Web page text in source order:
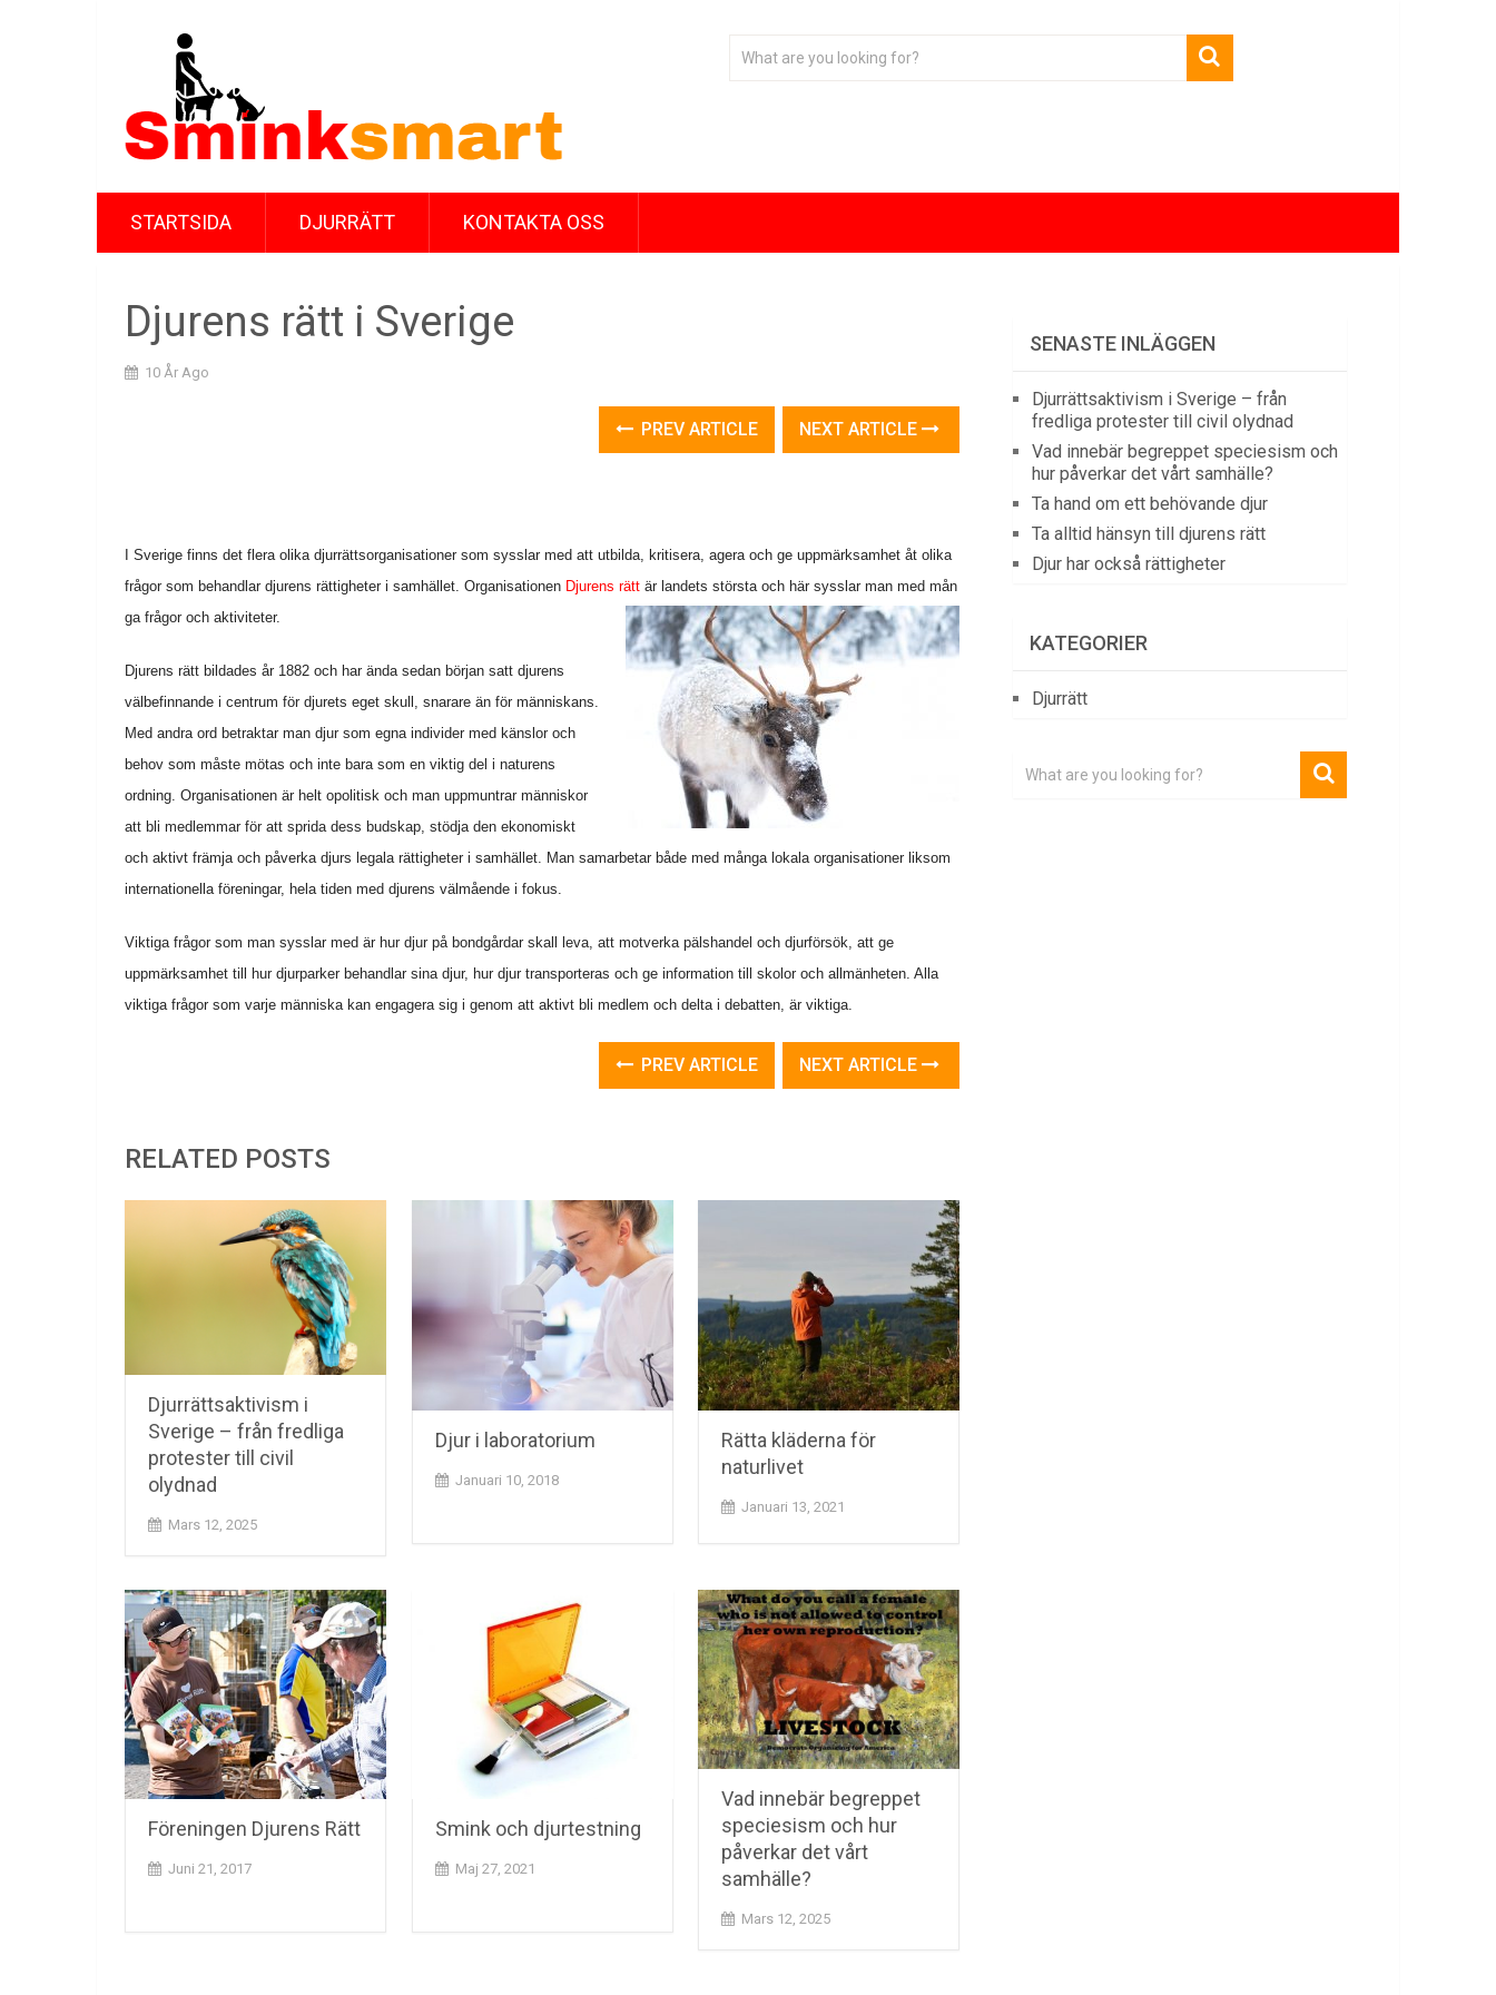
STARTSIDA DJURRÄTT KONTAKTA OSS
Djurens rätt i Sverige
10 År Ago
PREV ARTICLE NEXT ARTICLE
I Sverige finns det flera olika djurrättsorganisationer som sysslar med att utbilda, kritisera, agera och ge uppmärksamhet åt olika
frågor som behandlar djurens rättigheter i samhället. Organisationen Djurens rätt är landets största och här sysslar man med mån
ga frågor och aktiviteter.
Djurens rätt bildades år 1882 och har ända sedan början satt djurens
välbefinnande i centrum för djurets eget skull, snarare än för människans.
Med andra ord betraktar man djur som egna individer med känslor och
behov som måste mötas och inte bara som en viktig del i naturens
ordning. Organisationen är helt opolitisk och man uppmuntrar människor
att bli medlemmar för att sprida dess budskap, stödja den ekonomiskt
och aktivt främja och påverka djurs legala rättigheter i samhället. Man samarbetar både med många lokala organisationer liksom
internationella föreningar, hela tiden med djurens välmående i fokus.
Viktiga frågor som man sysslar med är hur djur på bondgårdar skall leva, att motverka pälshandel och djurförsök, att ge
uppmärksamhet till hur djurparker behandlar sina djur, hur djur transporteras och ge information till skolor och allmänheten. Alla
viktiga frågor som varje människa kan engagera sig i genom att aktivt bli medlem och delta i debatten, är viktiga.
PREV ARTICLE NEXT ARTICLE
RELATED POSTS
Djurrättsaktivism i
Sverige – från fredliga
protester till civil
olydnad
Mars 12, 2025
Djur i laboratorium
Januari 10, 2018
Rätta kläderna för
naturlivet
Januari 13, 2021
Föreningen Djurens Rätt
Juni 21, 2017
Smink och djurtestning
Maj 27, 2021
Vad innebär begreppet
speciesism och hur
påverkar det vårt
samhälle?
Mars 12, 2025
SENASTE INLÄGGEN
Djurrättsaktivism i Sverige – från
fredliga protester till civil olydnad
Vad innebär begreppet speciesism och
hur påverkar det vårt samhälle?
Ta hand om ett behövande djur
Ta alltid hänsyn till djurens rätt
Djur har också rättigheter
KATEGORIER
Djurrätt